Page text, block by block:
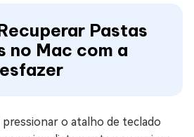
Pastas
no Mac com a
pressionar o atalho de teclado